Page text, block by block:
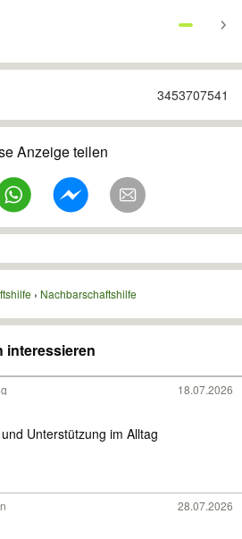
3453707541
Anzeige teilen
Nachbarschaftshilfe
interessieren
18.07.2026
Unterstützung im Alltag
28.07.2026